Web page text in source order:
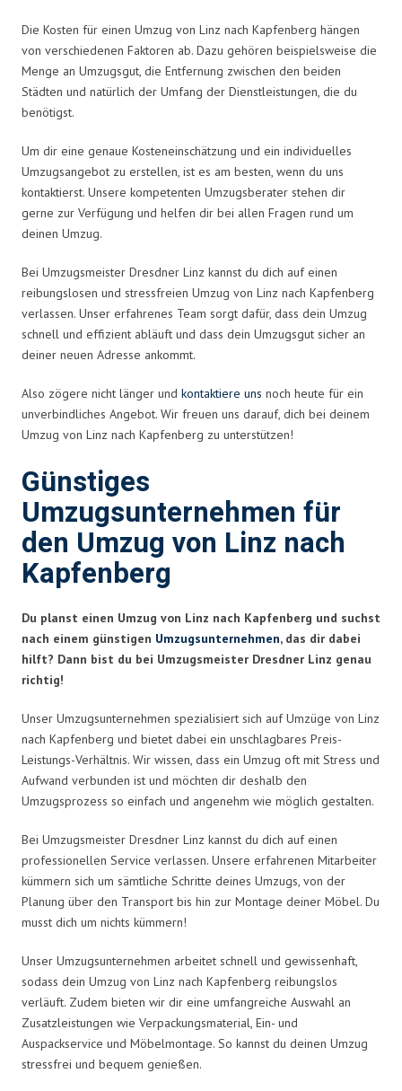
Die Kosten für einen Umzug von Linz nach Kapfenberg hängen
von verschiedenen Faktoren ab. Dazu gehören beispielsweise die
Menge an Umzugsgut, die Entfernung zwischen den beiden
Städten und natürlich der Umfang der Dienstleistungen, die du
benötigst.
Um dir eine genaue Kosteneinschätzung und ein individuelles
Umzugsangebot zu erstellen, ist es am besten, wenn du uns
kontaktierst. Unsere kompetenten Umzugsberater stehen dir
gerne zur Verfügung und helfen dir bei allen Fragen rund um
deinen Umzug.
Bei Umzugsmeister Dresdner Linz kannst du dich auf einen
reibungslosen und stressfreien Umzug von Linz nach Kapfenberg
verlassen. Unser erfahrenes Team sorgt dafür, dass dein Umzug
schnell und effizient abläuft und dass dein Umzugsgut sicher an
deiner neuen Adresse ankommt.
Also zögere nicht länger und kontaktiere uns noch heute für ein
unverbindliches Angebot. Wir freuen uns darauf, dich bei deinem
Umzug von Linz nach Kapfenberg zu unterstützen!
Günstiges
Umzugsunternehmen für
den Umzug von Linz nach
Kapfenberg
Du planst einen Umzug von Linz nach Kapfenberg und suchst
nach einem günstigen Umzugsunternehmen, das dir dabei
hilft? Dann bist du bei Umzugsmeister Dresdner Linz genau
richtig!
Unser Umzugsunternehmen spezialisiert sich auf Umzüge von Linz
nach Kapfenberg und bietet dabei ein unschlagbares Preis-
Leistungs-Verhältnis. Wir wissen, dass ein Umzug oft mit Stress und
Aufwand verbunden ist und möchten dir deshalb den
Umzugsprozess so einfach und angenehm wie möglich gestalten.
Bei Umzugsmeister Dresdner Linz kannst du dich auf einen
professionellen Service verlassen. Unsere erfahrenen Mitarbeiter
kümmern sich um sämtliche Schritte deines Umzugs, von der
Planung über den Transport bis hin zur Montage deiner Möbel. Du
musst dich um nichts kümmern!
Unser Umzugsunternehmen arbeitet schnell und gewissenhaft,
sodass dein Umzug von Linz nach Kapfenberg reibungslos
verläuft. Zudem bieten wir dir eine umfangreiche Auswahl an
Zusatzleistungen wie Verpackungsmaterial, Ein- und
Auspackservice und Möbelmontage. So kannst du deinen Umzug
stressfrei und bequem genießen.